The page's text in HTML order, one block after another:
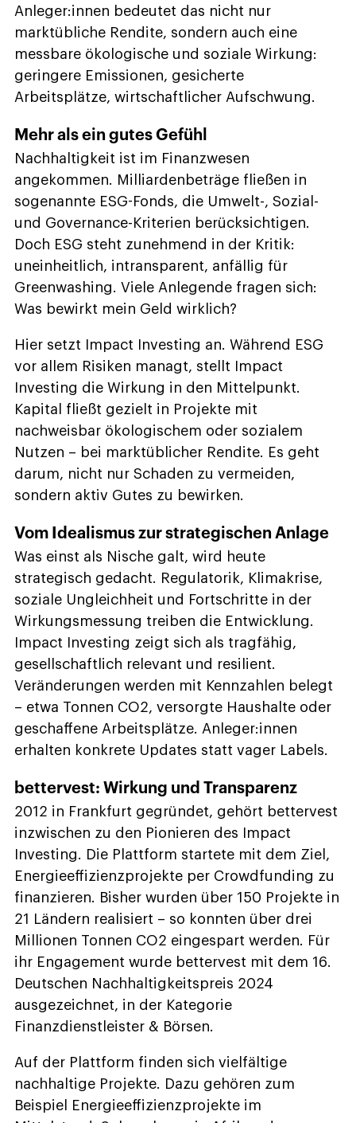
Anleger:innen bedeutet das nicht nur
marktübliche Rendite, sondern auch eine
messbare ökologische und soziale Wirkung:
geringere Emissionen, gesicherte
Arbeitsplätze, wirtschaftlicher Aufschwung.
Mehr als ein gutes Gefühl
Nachhaltigkeit ist im Finanzwesen
angekommen. Milliardenbeträge fließen in
sogenannte ESG-Fonds, die Umwelt-, Sozial-
und Governance-Kriterien berücksichtigen.
Doch ESG steht zunehmend in der Kritik:
uneinheitlich, intransparent, anfällig für
Greenwashing. Viele Anlegende fragen sich:
Was bewirkt mein Geld wirklich?
Hier setzt Impact Investing an. Während ESG
vor allem Risiken managt, stellt Impact
Investing die Wirkung in den Mittelpunkt.
Kapital fließt gezielt in Projekte mit
nachweisbar ökologischem oder sozialem
Nutzen – bei marktüblicher Rendite. Es geht
darum, nicht nur Schaden zu vermeiden,
sondern aktiv Gutes zu bewirken.
Vom Idealismus zur strategischen Anlage
Was einst als Nische galt, wird heute
strategisch gedacht. Regulatorik, Klimakrise,
soziale Ungleichheit und Fortschritte in der
Wirkungsmessung treiben die Entwicklung.
Impact Investing zeigt sich als tragfähig,
gesellschaftlich relevant und resilient.
Veränderungen werden mit Kennzahlen belegt
– etwa Tonnen CO2, versorgte Haushalte oder
geschaffene Arbeitsplätze. Anleger:innen
erhalten konkrete Updates statt vager Labels.
bettervest: Wirkung und Transparenz
2012 in Frankfurt gegründet, gehört bettervest
inzwischen zu den Pionieren des Impact
Investing. Die Plattform startete mit dem Ziel,
Energieeffizienzprojekte per Crowdfunding zu
finanzieren. Bisher wurden über 150 Projekte in
21 Ländern realisiert – so konnten über drei
Millionen Tonnen CO2 eingespart werden. Für
ihr Engagement wurde bettervest mit dem 16.
Deutschen Nachhaltigkeitspreis 2024
ausgezeichnet, in der Kategorie
Finanzdienstleister & Börsen.
Auf der Plattform finden sich vielfältige
nachhaltige Projekte. Dazu gehören zum
Beispiel Energieeffizienzprojekte im